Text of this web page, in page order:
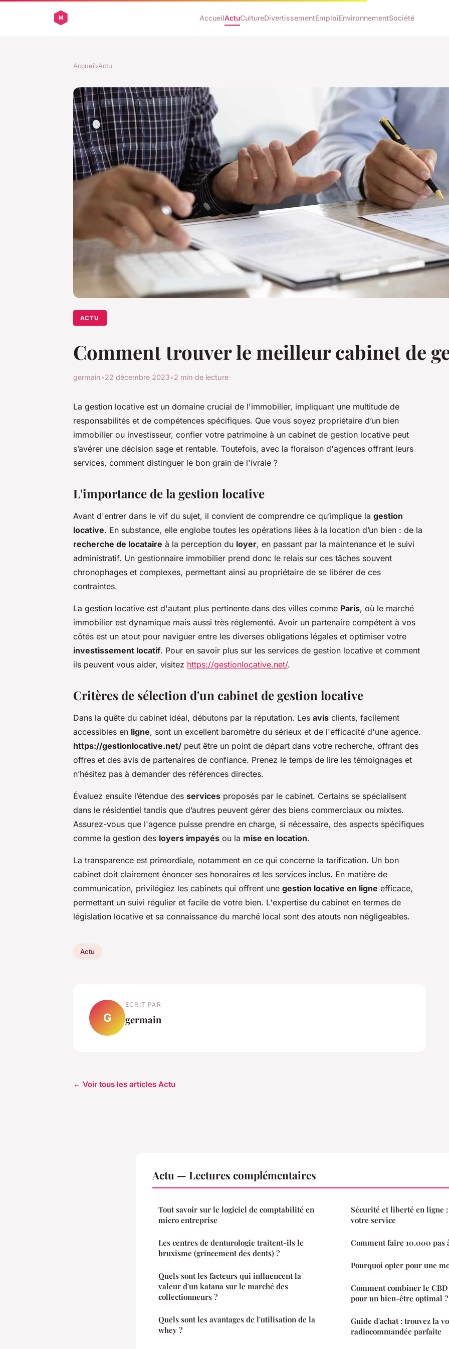
AccueilActuCultureDivertissementEmploiEnvironnementSociété
Accueil›Actu
ACTU
Comment trouver le meilleur cabinet de
germain•22 décembre 2023•2 min de lecture
La gestion locative est un domaine crucial de l'immobilier, impliquant une multitude de
responsabilités et de compétences spécifiques. Que vous soyez propriétaire d’un bien
immobilier ou investisseur, confier votre patrimoine à un cabinet de gestion locative peut
s’avérer une décision sage et rentable. Toutefois, avec la floraison d'agences offrant leurs
services, comment distinguer le bon grain de l'ivraie ?
L'importance de la gestion locative
Avant d'entrer dans le vif du sujet, il convient de comprendre ce qu’implique la gestion
locative. En substance, elle englobe toutes les opérations liées à la location d’un bien : de la
recherche de locataire à la perception du loyer, en passant par la maintenance et le suivi
administratif. Un gestionnaire immobilier prend donc le relais sur ces tâches souvent
chronophages et complexes, permettant ainsi au propriétaire de se libérer de ces
contraintes.
La gestion locative est d'autant plus pertinente dans des villes comme Paris, où le marché
immobilier est dynamique mais aussi très réglementé. Avoir un partenaire compétent à vos
côtés est un atout pour naviguer entre les diverses obligations légales et optimiser votre
investissement locatif. Pour en savoir plus sur les services de gestion locative et comment
ils peuvent vous aider, visitez https://gestionlocative.net/.
Critères de sélection d'un cabinet de gestion locative
Dans la quête du cabinet idéal, débutons par la réputation. Les avis clients, facilement
accessibles en ligne, sont un excellent baromètre du sérieux et de l'efficacité d'une agence.
https://gestionlocative.net/ peut être un point de départ dans votre recherche, offrant des
offres et des avis de partenaires de confiance. Prenez le temps de lire les témoignages et
n’hésitez pas à demander des références directes.
Évaluez ensuite l’étendue des services proposés par le cabinet. Certains se spécialisent
dans le résidentiel tandis que d’autres peuvent gérer des biens commerciaux ou mixtes.
Assurez-vous que l'agence puisse prendre en charge, si nécessaire, des aspects spécifiques
comme la gestion des loyers impayés ou la mise en location.
La transparence est primordiale, notamment en ce qui concerne la tarification. Un bon
cabinet doit clairement énoncer ses honoraires et les services inclus. En matière de
communication, privilégiez les cabinets qui offrent une gestion locative en ligne efficace,
permettant un suivi régulier et facile de votre bien. L'expertise du cabinet en termes de
législation locative et sa connaissance du marché local sont des atouts non négligeables.
Actu
G
ECRIT PAR
germain
← Voir tous les articles Actu
Actu — Lectures complémentaires
Tout savoir sur le logiciel de comptabilité en
micro entreprise
Les centres de denturologie traitent-ils le
bruxisme (grincement des dents) ?
Quels sont les facteurs qui influencent la
valeur d'un katana sur le marché des
collectionneurs ?
Quels sont les avantages de l'utilisation de la
whey ?
Sécurité et liberté en ligne :
votre service
Comment faire 10.000 pas
Pourquoi opter pour une
Comment combiner le
pour un bien-être optimal ?
Guide d'achat : trouvez la
radiocommandée parfaite